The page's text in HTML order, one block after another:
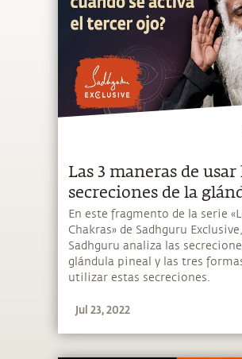
Las 3 maneras de usar
secreciones de la
pineal | Sadhguru
En este fragmento de la serie
Chakras» de Sadhguru Exclusive,
Sadhguru analiza las
glándula pineal y las tres
utilizar estas secreciones.
Jul 23, 2022